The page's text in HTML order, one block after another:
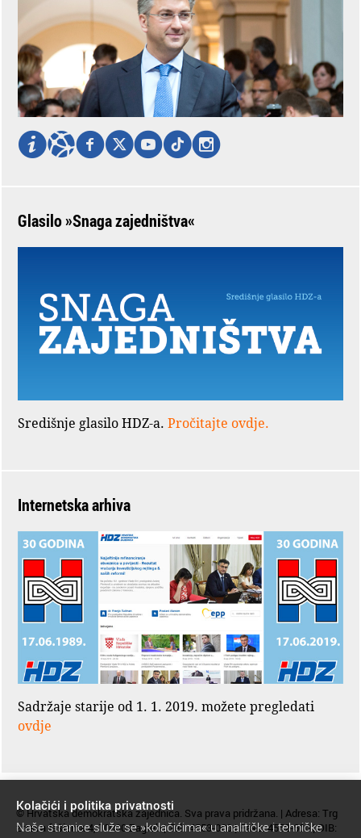
Glasilo »Snaga zajedništva«
Središnje glasilo HDZ-a. Pročitajte ovdje.
Internetska arhiva
Sadržaje starije od 1. 1. 2019. možete pregledati
ovdje
© Hrvatska demokratska zajednica. Sva prava pridržana. | Adresa: Trg
žrtava fašizma 4, 10000 Zagreb | Tel.: 4553-000 | Faks: 4552-600 | OIB:
Kolačići i politika privatnosti
Naše stranice služe se »kolačićima« u analitičke i tehničke